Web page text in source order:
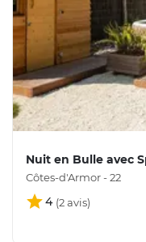
Nuit en Bulle avec
Côtes-d'Armor - 22
4